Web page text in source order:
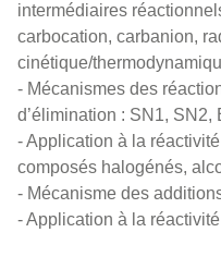
intermédiaires
carbocation, carbanion,
cinétique/
- Mécanismes des
d’élimination : SN1, SN2,
- Application à la
composés halogénés,
- Mécanisme des
- Application à la